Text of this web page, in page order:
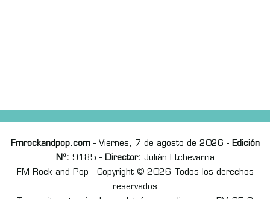
Fmrockandpop.com- Viernes, 7 de agosto de 2026 - Edición
Nº: 9185 - Director: Julián Etchevarria
FM Rock and Pop - Copyright © 2026 Todos los derechos
reservados